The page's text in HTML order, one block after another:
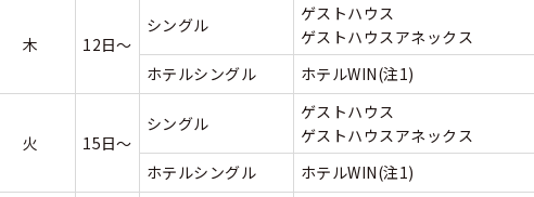
木 12日～
シングル
ゲストハウス
ゲストハウスアネックス
ホテルシングル ホテルWIN(注1)
火 15日～
シングル
ゲストハウス
ゲストハウスアネックス
ホテルシングル ホテルWIN(注1)